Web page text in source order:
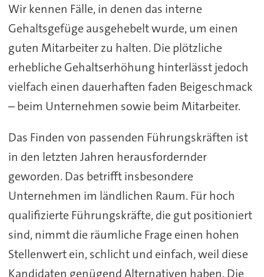
Wir kennen Fälle, in denen das interne
Gehaltsgefüge ausgehebelt wurde, um einen
guten Mitarbeiter zu halten. Die plötzliche
erhebliche Gehaltserhöhung hinterlässt jedoch
vielfach einen dauerhaften faden Beigeschmack
– beim Unternehmen sowie beim Mitarbeiter.
Das Finden von passenden Führungskräften ist
in den letzten Jahren herausfordernder
geworden. Das betrifft insbesondere
Unternehmen im ländlichen Raum. Für hoch
qualifizierte Führungskräfte, die gut positioniert
sind, nimmt die räumliche Frage einen hohen
Stellenwert ein, schlicht und einfach, weil diese
Kandidaten genügend Alternativen haben. Die